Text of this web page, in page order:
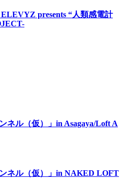
ELEVYZ presents “人類感電計
ネル（仮）」in Asagaya/Loft A
ネル（仮）」in NAKED LOFT